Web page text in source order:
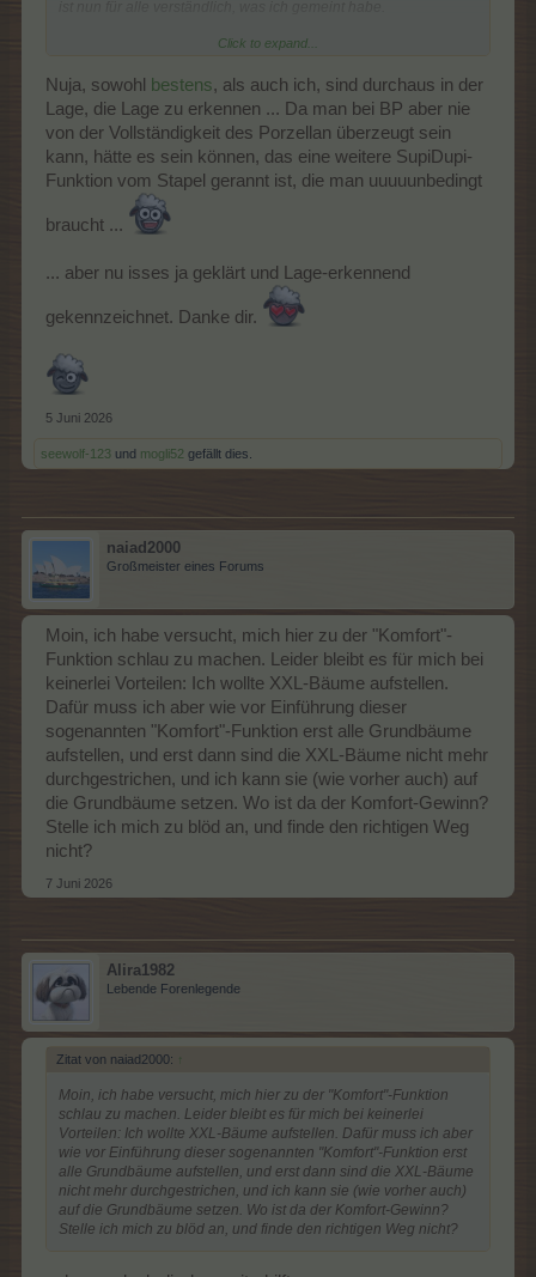
Edit: Im ursprünglichen Post habe ich das natürlich auch
Click to expand...
Nuja, sowohl bestens, als auch ich, sind durchaus in der
Lage, die Lage zu erkennen ... Da man bei BP aber nie
von der Vollständigkeit des Porzellan überzeugt sein
kann, hätte es sein können, das eine weitere SupiDupi-
Funktion vom Stapel gerannt ist, die man uuuuunbedingt
braucht ...
... aber nu isses ja geklärt und Lage-erkennend
gekennzeichnet. Danke dir.
5 Juni 2026
seewolf-123 und mogli52 gefällt dies.
naiad2000
Großmeister eines Forums
Moin, ich habe versucht, mich hier zu der "Komfort"-
Funktion schlau zu machen. Leider bleibt es für mich bei
keinerlei Vorteilen: Ich wollte XXL-Bäume aufstellen.
Dafür muss ich aber wie vor Einführung dieser
sogenannten "Komfort"-Funktion erst alle Grundbäume
aufstellen, und erst dann sind die XXL-Bäume nicht mehr
durchgestrichen, und ich kann sie (wie vorher auch) auf
die Grundbäume setzen. Wo ist da der Komfort-Gewinn?
Stelle ich mich zu blöd an, und finde den richtigen Weg
nicht?
7 Juni 2026
Alira1982
Lebende Forenlegende
Zitat von naiad2000: ↑
Moin, ich habe versucht, mich hier zu der "Komfort"-Funktion
schlau zu machen. Leider bleibt es für mich bei keinerlei
Vorteilen: Ich wollte XXL-Bäume aufstellen. Dafür muss ich aber
wie vor Einführung dieser sogenannten "Komfort"-Funktion erst
alle Grundbäume aufstellen, und erst dann sind die XXL-Bäume
nicht mehr durchgestrichen, und ich kann sie (wie vorher auch)
auf die Grundbäume setzen. Wo ist da der Komfort-Gewinn?
Stelle ich mich zu blöd an, und finde den richtigen Weg nicht?